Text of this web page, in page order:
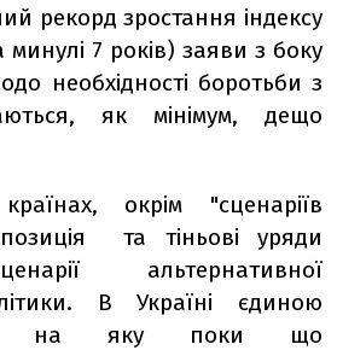
рекорд зростання індексу
7 років) заяви з боку
необхідності боротьби з
як мінімум, дещо
окрім "сценаріїв
та тіньові уряди
альтернативної
В Україні єдиною
на яку поки що